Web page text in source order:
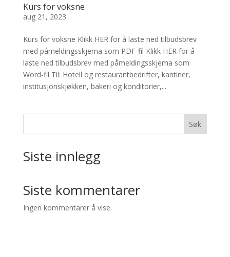
Kurs for voksne
aug 21, 2023
Kurs for voksne Klikk HER for å laste ned tilbudsbrev
med påmeldingsskjema som PDF-fil Klikk HER for å
laste ned tilbudsbrev med påmeldingsskjema som
Word-fil Til: Hotell og restaurantbedrifter, kantiner,
institusjonskjøkken, bakeri og konditorier,...
Søk
Siste innlegg
Siste kommentarer
Ingen kommentarer å vise.